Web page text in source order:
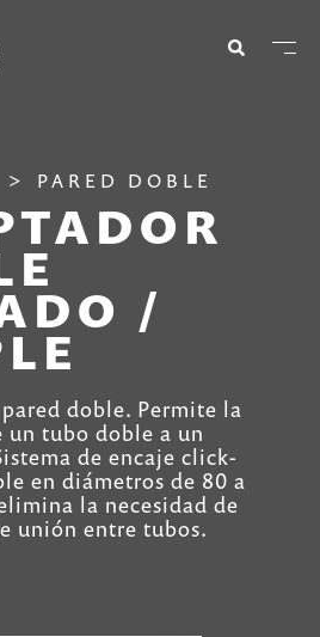
PARED DOBLE
/
doble. Permite la
un tubo doble a un
de encaje click-
en diámetros de 80 a
la necesidad de
unión entre tubos.